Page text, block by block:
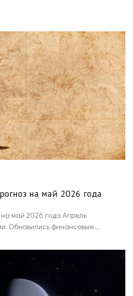
на май 2026 года
май 2026 года Апрель
Обновились финансовые ...